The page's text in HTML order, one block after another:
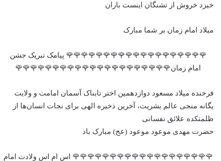
خیزد خروش از تشنگان اینست باران
میلاد امام زمان بر شما مبارک
🌹🌹🌹🌹🌹🌹🌹🌹🌹🌹🌹🌹🌹🌹🌹🌹🌹🌹🌹 پیامک تبریک جشن
امام زمان🌹🌹🌹🌹🌹🌹🌹🌹🌹🌹🌹🌹🌹🌹🌹🌹🌹🌹🌹🌹🌹
فرخنده میلاد مسعود دوازدهمین اختر تابناک آسمان امامت و ولایت‌
یگانه منجی عالم بشریت، آخرین ذخیره الهی برای نجات انسان‌ها از
ظلمتکده علائق نفسانی
حضرت مهدی موعود موعود (عج) مبارک باد
🌹🌹🌹🌹🌹🌹🌹🌹🌹🌹🌹🌹🌹🌹🌹🌹🌹🌹🌹 اس ام اس ولادت امام